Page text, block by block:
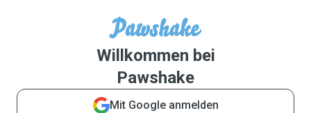
Willkommen bei
Pawshake
Mit Google anmelden